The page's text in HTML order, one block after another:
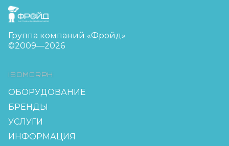
FreudGroup
Группа компаний «Фройд»
©2009—2026
ISOMORPH
ОБОРУДОВАНИЕ
БРЕНДЫ
УСЛУГИ
ИНФОРМАЦИЯ